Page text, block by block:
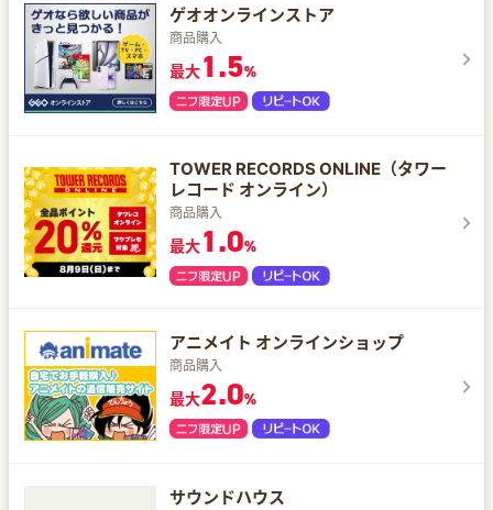
ゲオオンラインストア
商品購入
最大1.5%
TOWER RECORDS ONLINE（タワー
レコード オンライン）
商品購入
最大1.0%
アニメイト オンラインショップ
商品購入
最大2.0%
サウンドハウス